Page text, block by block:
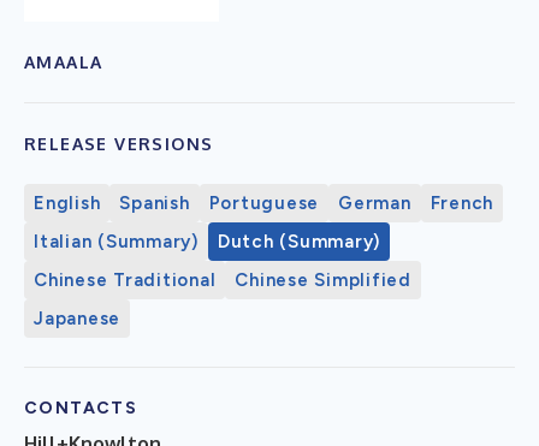
AMAALA
RELEASE VERSIONS
English Spanish Portuguese German
French
Italian (Summary)
Dutch (Summary)
Chinese Traditional
Chinese Simplified
Japanese
CONTACTS